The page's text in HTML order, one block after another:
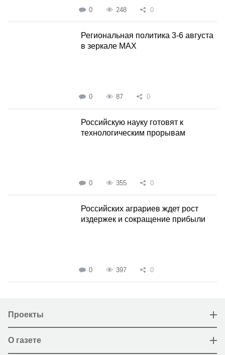
0 248 0
Региональная политика 3-6 августа
в зеркале MAX
0 87 0
Российскую науку готовят к
технологическим прорывам
0 355 0
Российских аграриев ждет рост
издержек и сокращение прибыли
0 397 0
Проекты
О газете